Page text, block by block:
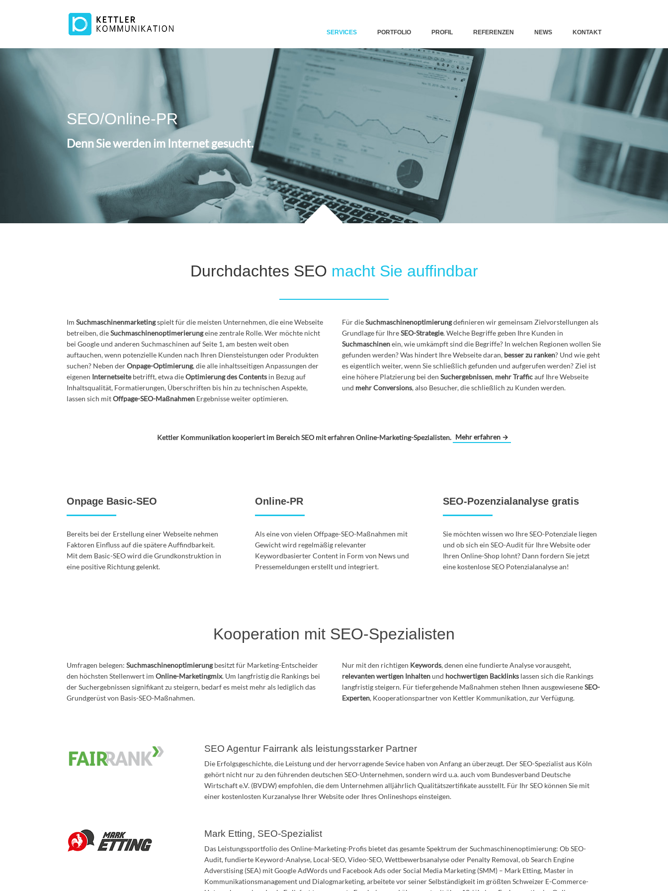
SERVICES PORTFOLIO PROFIL REFERENZEN NEWS KONTAKT
SEO/Online-PR
Denn Sie werden im Internet gesucht.
Durchdachtes SEO macht Sie auffindbar
ImSuchmaschinenmarketingspielt für die meisten Unternehmen, die eine Webseite
betreiben, dieSuchmaschinenoptimerierungeine zentrale Rolle. Wer möchte nicht
bei Google und anderen Suchmaschinen auf Seite 1, am besten weit oben
auftauchen, wenn potenzielle Kunden nach Ihren Diensteistungen oder Produkten
suchen? Neben derOnpage-Optimierung, die alle inhaltsseitigen Anpassungen der
eigenen Internetseitebetrifft, etwa dieOptimierung des Contents in Bezug auf
Inhaltsqualität, Formatierungen, Überschriften bis hin zu technischen Aspekte,
lassen sich mitOffpage-SEO-Maßnahmen Ergebnisse weiter optimieren.
Für dieSuchmaschinenoptimierungdefinieren wir gemeinsam Zielvorstellungen als
Grundlage für IhreSEO-Strategie. Welche Begriffe geben Ihre Kunden in
Suchmaschinenein, wie umkämpft sind die Begriffe? In welchen Regionen wollen Sie
gefunden werden? Was hindert Ihre Webseite daran, besser zu ranken? Und wie geht
es eigentlich weiter, wenn Sie schließlich gefunden und aufgerufen werden? Ziel ist
eine höhere Platzierung bei denSuchergebnissen, mehr Trafficauf Ihre Webseite
und mehr Conversions, also Besucher, die schließlich zu Kunden werden.
Kettler Kommunikation kooperiert im Bereich SEO mit erfahren Online-Marketing-Spezialisten. Mehr erfahren →
Onpage Basic-SEO
Bereits bei der Erstellung einer Webseite nehmen
Faktoren Einfluss auf die spätere Auffindbarkeit.
Mit dem Basic-SEO wird die Grundkonstruktion in
eine positive Richtung gelenkt.
Online-PR
Als eine von vielen Offpage-SEO-Maßnahmen mit
Gewicht wird regelmäßig relevanter
Keywordbasierter Content in Form von News und
Pressemeldungen erstellt und integriert.
SEO-Pozenzialanalyse gratis
Sie möchten wissen wo Ihre SEO-Potenziale liegen
und ob sich ein SEO-Audit für Ihre Website oder
Ihren Online-Shop lohnt? Dann fordern Sie jetzt
eine kostenlose SEO Potenzialanalyse an!
Kooperation mit SEO-Spezialisten
Umfragen belegen:Suchmaschinenoptimierungbesitzt für Marketing-Entscheider
den höchsten Stellenwert imOnline-Marketingmix. Um langfristig die Rankings bei
der Suchergebnissen signifikant zu steigern, bedarf es meist mehr als lediglich das
Grundgerüst von Basis-SEO-Maßnahmen.
Nur mit den richtigen Keywords, denen eine fundierte Analyse vorausgeht,
relevanten wertigen Inhaltenund hochwertigen Backlinks lassen sich die Rankings
langfristig steigern. Für tiefergehende Maßnahmen stehen Ihnen ausgewieseneSEO-
Experten, Kooperationspartner von Kettler Kommunikation, zur Verfügung.
SEO Agentur Fairrank als leistungsstarker Partner
Die Erfolgsgeschichte, die Leistung und der hervorragende Sevice haben von Anfang an überzeugt. Der SEO-Spezialist aus Köln
gehört nicht nur zu den führenden deutschen SEO-Unternehmen, sondern wird u.a. auch vom Bundesverband Deutsche
Wirtschaft e.V. (BVDW) empfohlen, die dem Unternehmen alljährlich Qualitätszertifikate ausstellt. Für Ihr SEO können Sie mit
einer kostenlosten Kurzanalyse Ihrer Website oder Ihres Onlineshops einsteigen.
Mark Etting, SEO-Spezialist
Das Leistungssportfolio des Online-Marketing-Profis bietet das gesamte Spektrum der Suchmaschinenoptimierung: Ob SEO-
Audit, fundierte Keyword-Analyse, Local-SEO, Video-SEO, Wettbewerbsanalyse oder Penalty Removal, ob Search Engine
Adverstising (SEA) mit Google AdWords und Facebook Ads oder Social Media Marketing (SMM) – Mark Etting, Master in
Kommunikationsmanagement und Dialogmarketing, arbeitete vor seiner Selbständigkeit im größten Schweizer E-Commerce-